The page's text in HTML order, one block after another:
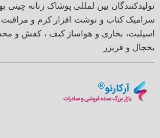
تولیدکنندگان بین لمللی پوشاک زنانه چینی
سرامیک کتاب و نوشت افزار کرم و
اسپلیت، بخاری و هواساز کیف ، کفش و
یخچال و فریزر